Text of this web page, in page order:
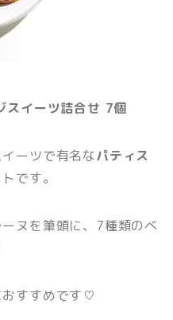
スイーツ詰合せ 7個
ーツで有名なパティス
です。
ヌを筆頭に、7種類のべ
おすすめです♡